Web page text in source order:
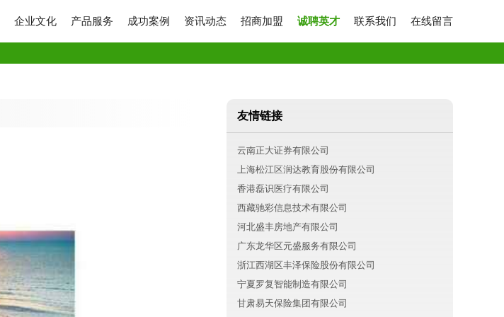
企业文化 产品服务 成功案例 资讯动态 招商加盟 诚聘英才 联系我们 在线留言
友情链接
云南正大证券有限公司
上海松江区润达教育股份有限公司
香港磊识医疗有限公司
西藏驰彩信息技术有限公司
河北盛丰房地产有限公司
广东龙华区元盛服务有限公司
浙江西湖区丰泽保险股份有限公司
宁夏罗复智能制造有限公司
甘肃易天保险集团有限公司